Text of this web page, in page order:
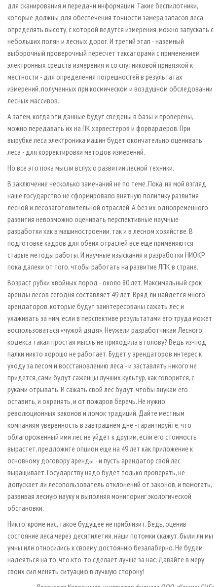
для сканирования и передачи информации. Такие беспилотники,
которые должны для обеспечения точности замера запасов леса
определять высоту, с которой ведутся измерения, можно запускать с
небольших полян и лесных дорог. И третий этап - наземный
выборочный проверочный пересчет таксаторами с применением
электронных средств измерения и со спутниковой привязкой к
местности - для определения погрешностей в результатах
измерений, полученных при космическом и воздушном обследовании
лесных массивов.
А затем, когда эти данные будут сведены в базы и проверены,
можно передавать их на ПК харвестеров и форвардеров. При
вырубке леса электроника машин будет окончательно оценивать
леса - для корректировки методов измерений.
Но все это пока мысли вслух о развитии лесной техники.
В заключение несколько замечаний не по теме. Пока, на мой взгляд,
наше государство не сформировало внятную политику развития
лесной и лесозаготовительной отраслей. А без их одновременного
развития невозможно оценивать перспективные научные
разработки как в машиностроении, так и в лесном хозяйстве. В
подготовке кадров для обеих отраслей все еще применяются
старые методы работы. И научные изыскания и разработки НИОКР
пока далеки от того, чтобы работать на развитие ЛПК в стране.
Возраст рубки хвойных пород - около 80 лет. Максимальный срок
аренды лесов сегодня составляет 49 лет. Вряд ли найдется много
арендаторов, которые будут заинтересованы сажать лес и
ухаживать за ним, если в перспективе результатами его труда может
воспользоваться «чужой дядя». Неужели разработчикам Лесного
кодекса такая простая мысль не приходила в голову? Ведь из-под
палки никто хорошо не работает. Будет у арендаторов интерес к
уходу за лесом и восстановлению леса - и заставлять никого не
придется, сами будут саженцы лучших культур, как говорится, с
руками отрывать. И сажать свой лес будут, чтобы внукам его
оставить, и охранять, и от пожаров беречь. Не нужно
революционных законов и ломок традиций. Дайте местным
компаниям уверенность в завтрашнем дне - гарантируйте, что
облагороженный ими лес не уйдет к другим, если его стоимость
вырастет, предложите опцион еще на 49 лет как приложение к
основному договору аренды - и пусть арендатор свой лес
выращивает. Государству надо будет только проверять, не
допускает ли лесопользователь отклонений от законов, и помогать,
развивая лесную науку и выполняя мониторинг экологической
обстановки.
Никто, кроме нас, такое будущее не приблизит. Ведь, оценив
состояние леса через десятилетия, наши потомки скажут, были ли мы
умны или относились к своему достоянию безалаберно. Не будем
надеяться на то, что кто-то сделает лучше за нас. Давайте в меру
своих сил менять ситуацию в лучшую сторону!